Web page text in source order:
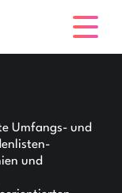
Umfangs- und
und